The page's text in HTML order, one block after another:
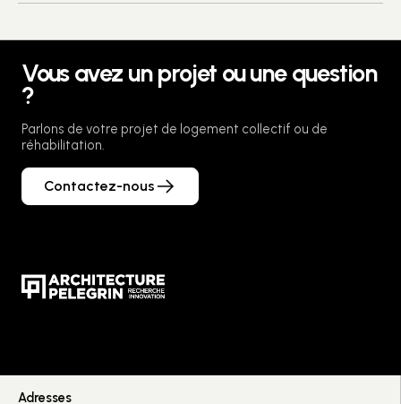
Vous avez un projet ou une question
?
Parlons de votre projet de logement collectif ou de
réhabilitation.
Contactez-nous
Adresses